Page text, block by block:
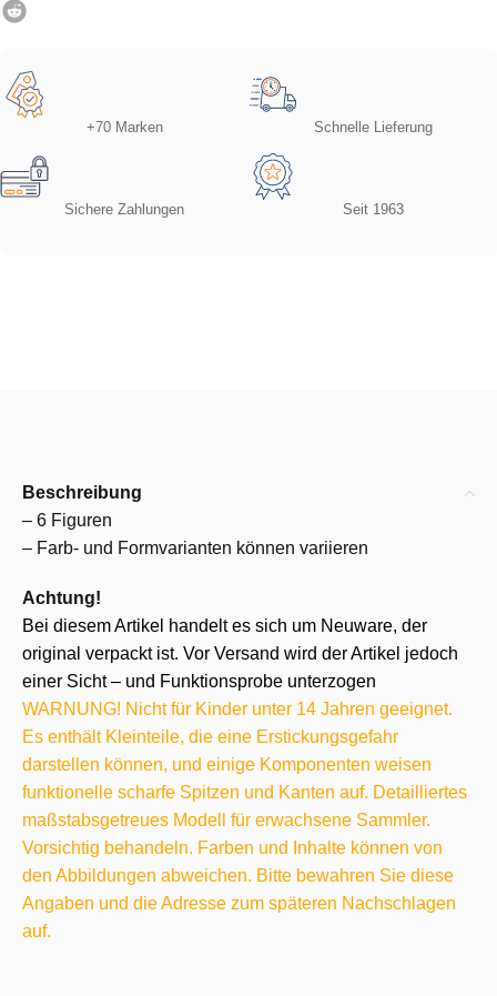
+70 Marken Schnelle Lieferung
Sichere Zahlungen Seit 1963
Beschreibung
– 6 Figuren
– Farb- und Formvarianten können variieren
Achtung!
Bei diesem Artikel handelt es sich um Neuware, der
original verpackt ist. Vor Versand wird der Artikel jedoch
einer Sicht – und Funktionsprobe unterzogen
WARNUNG! Nicht für Kinder unter 14 Jahren geeignet.
Es enthält Kleinteile, die eine Erstickungsgefahr
darstellen können, und einige Komponenten weisen
funktionelle scharfe Spitzen und Kanten auf. Detailliertes
maßstabsgetreues Modell für erwachsene Sammler.
Vorsichtig behandeln. Farben und Inhalte können von
den Abbildungen abweichen. Bitte bewahren Sie diese
Angaben und die Adresse zum späteren Nachschlagen
auf.